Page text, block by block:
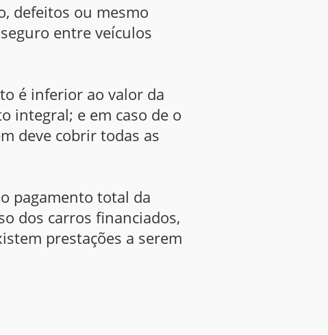
defeitos ou mesmo
entre veículos
é inferior ao valor da
integral; e em caso de o
deve cobrir todas as
pagamento total da
dos carros financiados,
prestações a serem